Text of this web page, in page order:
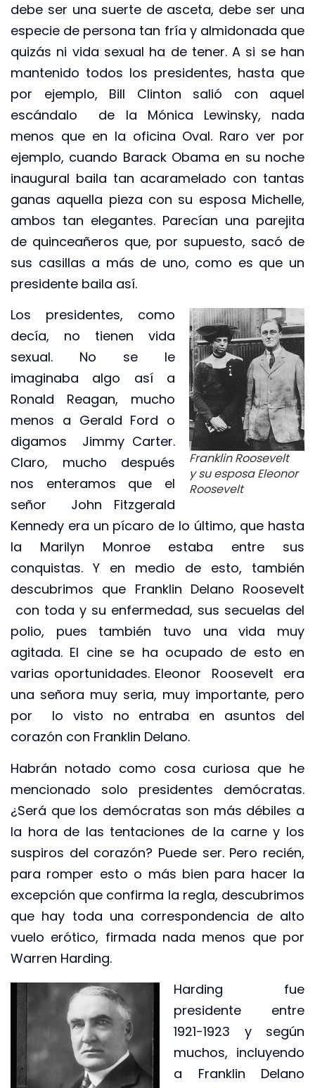
debe ser una suerte de asceta, debe ser una
especie de persona tan fría y almidonada que
quizás ni vida sexual ha de tener. A si se han
mantenido todos los presidentes, hasta que
por ejemplo, Bill Clinton salió con aquel
escándalo de la Mónica Lewinsky, nada
menos que en la oficina Oval. Raro ver por
ejemplo, cuando Barack Obama en su noche
inaugural baila tan acaramelado con tantas
ganas aquella pieza con su esposa Michelle,
ambos tan elegantes. Parecían una parejita
de quinceañeros que, por supuesto, sacó de
sus casillas a más de uno, como es que un
presidente baila así.
Franklin Roosevelt
y su esposa Eleonor
Roosevelt
Los presidentes, como
decía, no tienen vida
sexual. No se le
imaginaba algo así a
Ronald Reagan, mucho
menos a Gerald Ford o
digamos Jimmy Carter.
Claro, mucho después
nos enteramos que el
señor John Fitzgerald
Kennedy era un pícaro de lo último, que hasta
la Marilyn Monroe estaba entre sus
conquistas. Y en medio de esto, también
descubrimos que Franklin Delano Roosevelt
con toda y su enfermedad, sus secuelas del
polio, pues también tuvo una vida muy
agitada. El cine se ha ocupado de esto en
varias oportunidades. Eleonor Roosevelt era
una señora muy seria, muy importante, pero
por lo visto no entraba en asuntos del
corazón con Franklin Delano.
Habrán notado como cosa curiosa que he
mencionado solo presidentes demócratas.
¿Será que los demócratas son más débiles a
la hora de las tentaciones de la carne y los
suspiros del corazón? Puede ser. Pero recién,
para romper esto o más bien para hacer la
excepción que confirma la regla, descubrimos
que hay toda una correspondencia de alto
vuelo erótico, firmada nada menos que por
Warren Harding.
Harding fue
presidente entre
1921-1923 y según
muchos, incluyendo
a Franklin Delano